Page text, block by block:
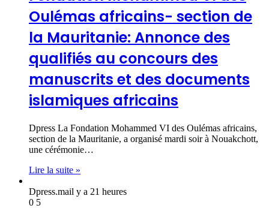
Oulémas africains- section de
la Mauritanie: Annonce des
qualifiés au concours des
manuscrits et des documents
islamiques africains
Dpress La Fondation Mohammed VI des Oulémas africains,
section de la Mauritanie, a organisé mardi soir à Nouakchott,
une cérémonie…
Lire la suite »
Dpress.mail y a 21 heures
0 5